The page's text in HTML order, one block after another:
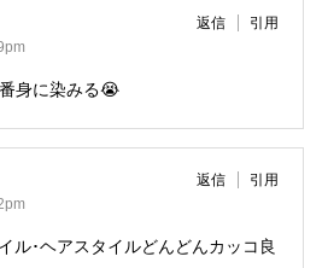
返信 引用
身に染みる😭
返信 引用
ル･ヘアスタイルどんどんカッコ良